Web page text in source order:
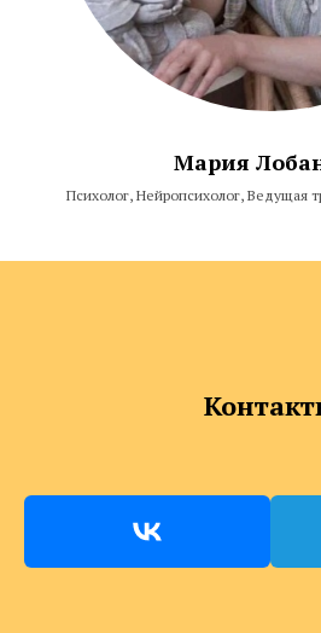
Мария
Психолог, Нейропсихолог, Ведущая